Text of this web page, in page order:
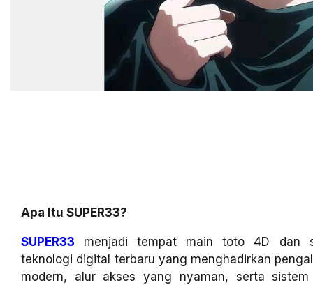
Apa Itu SUPER33?
SUPER33 menjadi tempat main toto 4D dan
teknologi digital terbaru yang menghadirkan
modern, alur akses yang nyaman, serta